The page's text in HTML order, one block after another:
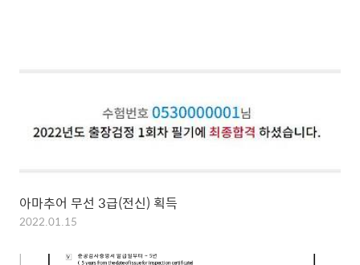
아마추어 무선 3급(전신) 획득
2022.01.15